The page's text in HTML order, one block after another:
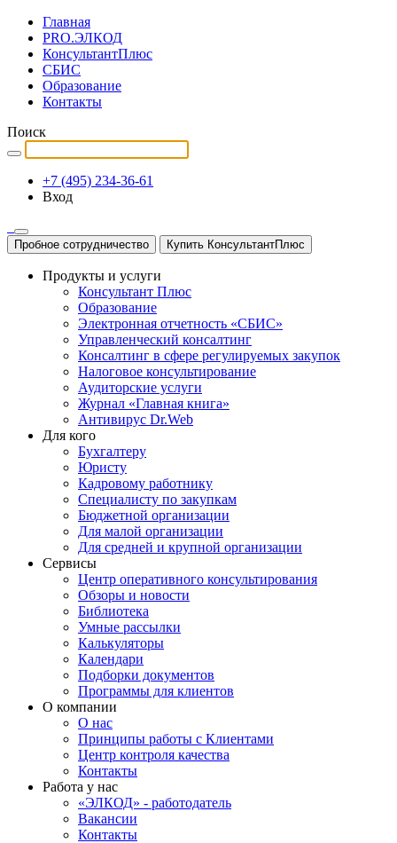
Главная
PRO.ЭЛКОД
КонсультантПлюс
СБИС
Образование
Контакты
Поиск
+7 (495) 234-36-61
Вход
Пробное сотрудничество Купить КонсультантПлюс
Продукты и услуги
Консультант Плюс
Образование
Электронная отчетность «СБИС»
Управленческий консалтинг
Консалтинг в сфере регулируемых закупок
Налоговое консультирование
Аудиторские услуги
Журнал «Главная книга»
Антивирус Dr.Web
Для кого
Бухгалтеру
Юристу
Кадровому работнику
Специалисту по закупкам
Бюджетной организации
Для малой организации
Для средней и крупной организации
Сервисы
Центр оперативного консультирования
Обзоры и новости
Библиотека
Умные рассылки
Калькуляторы
Календари
Подборки документов
Программы для клиентов
О компании
О нас
Принципы работы с Клиентами
Центр контроля качества
Контакты
Работа у нас
«ЭЛКОД» - работодатель
Вакансии
Контакты